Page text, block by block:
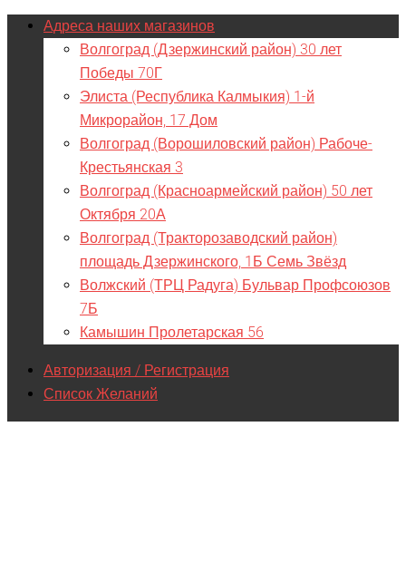
Адреса наших магазинов
Волгоград (Дзержинский район) 30 лет
Победы 70Г
Элиста (Республика Калмыкия) 1-й
Микрорайон, 17 Дом
Волгоград (Ворошиловский район) Рабоче-
Крестьянская 3
Волгоград (Красноармейский район) 50 лет
Октября 20А
Волгоград (Тракторозаводский район)
площадь Дзержинского, 1Б Семь Звёзд
Волжский (ТРЦ Радуга) Бульвар Профсоюзов
7Б
Камышин Пролетарская 56
Авторизация / Регистрация
Список Желаний